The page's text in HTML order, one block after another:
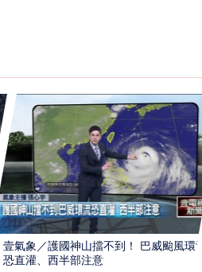
壹氣象／護國神山擋不到！ 巴威颱風環流
恐直灌、西半部注意